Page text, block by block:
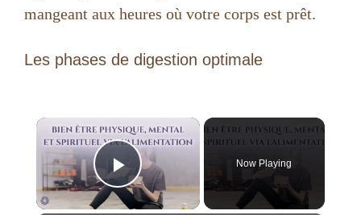
mangeant aux heures où votre corps est prêt.
Les phases de digestion optimale
×
Play Video
Now Playing